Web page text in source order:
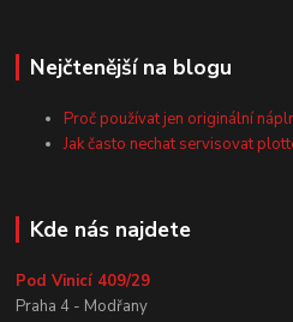
Nejčtenější na blogu
Proč používat jen originální
Jak často nechat servisovat
Kde nás najdete
Pod Vinicí 409/29
Praha 4 - Modřany